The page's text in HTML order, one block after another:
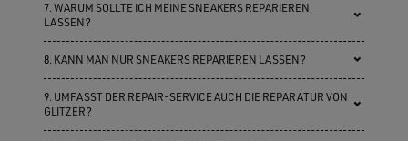
7. WARUM SOLLTE ICH MEINE SNEAKERS REPARIEREN
LASSEN?
8. KANN MAN NUR SNEAKERS REPARIEREN LASSEN?
9. UMFASST DER REPAIR-SERVICE AUCH DIE REPARATUR VON
GLITZER?